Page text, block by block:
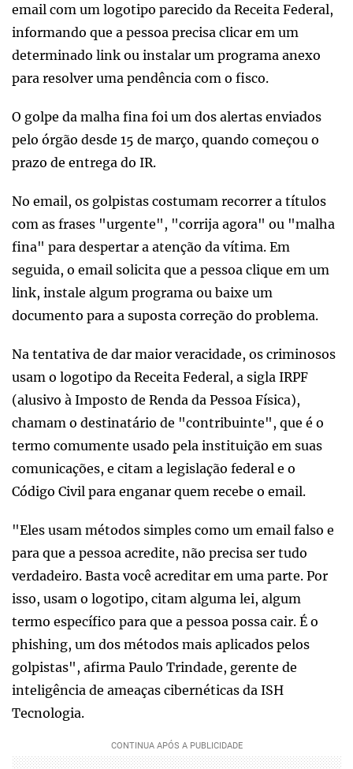
email com um logotipo parecido da Receita Federal,
informando que a pessoa precisa clicar em um
determinado link ou instalar um programa anexo
para resolver uma pendência com o fisco.
O golpe da malha fina foi um dos alertas enviados
pelo órgão desde 15 de março, quando começou o
prazo de entrega do IR.
No email, os golpistas costumam recorrer a títulos
com as frases "urgente", "corrija agora" ou "malha
fina" para despertar a atenção da vítima. Em
seguida, o email solicita que a pessoa clique em um
link, instale algum programa ou baixe um
documento para a suposta correção do problema.
Na tentativa de dar maior veracidade, os criminosos
usam o logotipo da Receita Federal, a sigla IRPF
(alusivo à Imposto de Renda da Pessoa Física),
chamam o destinatário de "contribuinte", que é o
termo comumente usado pela instituição em suas
comunicações, e citam a legislação federal e o
Código Civil para enganar quem recebe o email.
"Eles usam métodos simples como um email falso e
para que a pessoa acredite, não precisa ser tudo
verdadeiro. Basta você acreditar em uma parte. Por
isso, usam o logotipo, citam alguma lei, algum
termo específico para que a pessoa possa cair. É o
phishing, um dos métodos mais aplicados pelos
golpistas", afirma Paulo Trindade, gerente de
inteligência de ameaças cibernéticas da ISH
Tecnologia.